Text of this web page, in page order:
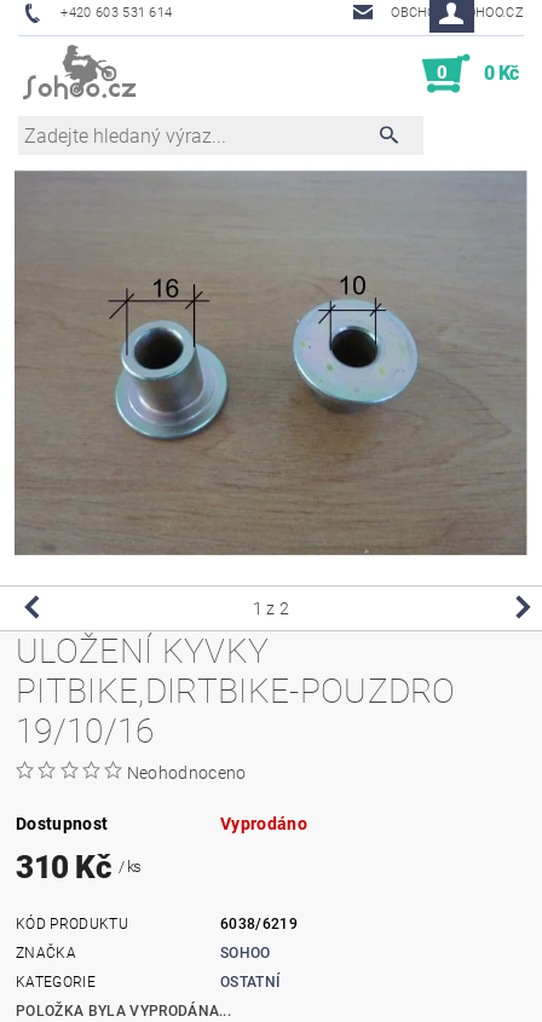
+420 603 531 614 OBCHOD@SOHOO.CZ
0 0 Kč
1 z 2
ULOŽENÍ KYVKY
PITBIKE,DIRTBIKE-POUZDRO
19/10/16
Neohodnoceno
Dostupnost Vyprodáno
310 Kč / ks
KÓD PRODUKTU
6038/6219
ZNAČKA
SOHOO
KATEGORIE
OSTATNÍ
POLOŽKA BYLA VYPRODÁNA...